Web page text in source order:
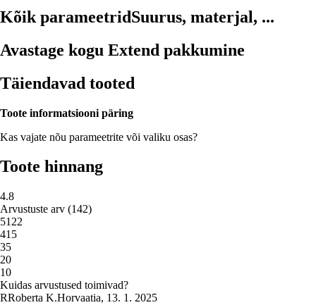
Kõik parameetridSuurus, materjal, ...
Avastage kogu Extend pakkumine
Täiendavad tooted
Toote informatsiooni päring
Kas vajate nõu parameetrite või valiku osas?
Toote hinnang
4.8
Arvustuste arv (142)
5122
415
35
20
10
Kuidas arvustused toimivad?
RRoberta K.Horvaatia, 13. 1. 2025